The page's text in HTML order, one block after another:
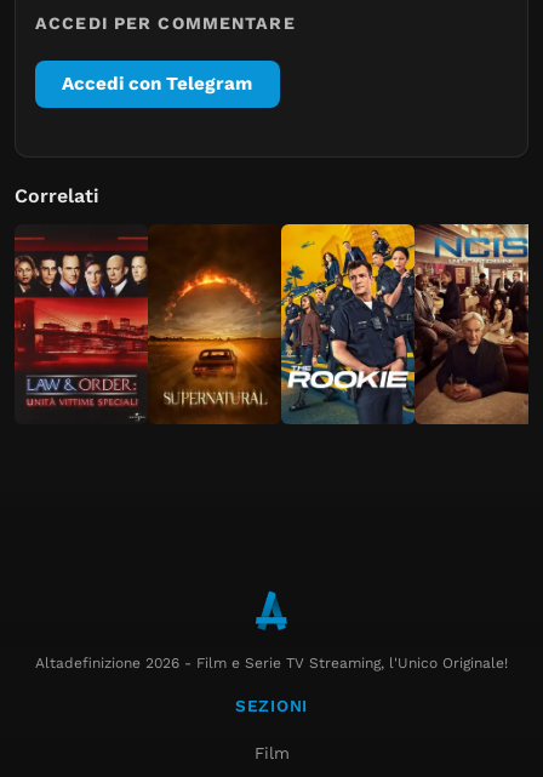
ACCEDI PER COMMENTARE
Accedi con Telegram
Correlati
Altadefinizione 2026 - Film e Serie TV Streaming, l'Unico Originale!
SEZIONI
Film